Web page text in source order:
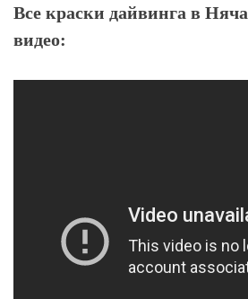
Все краски дайвинга в
видео: